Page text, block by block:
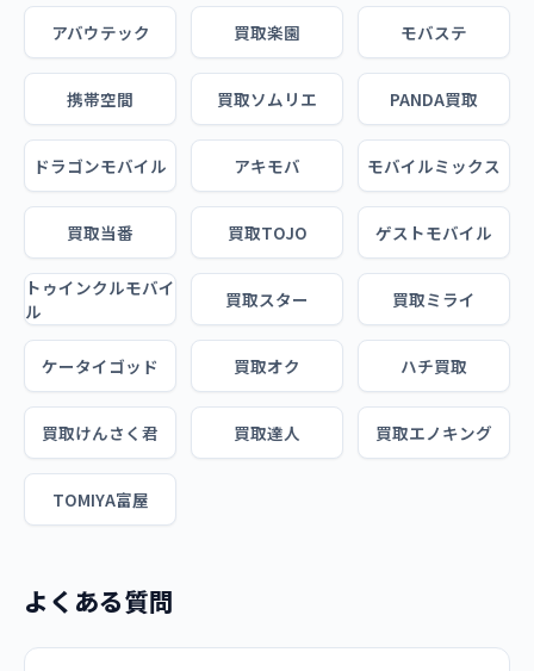
アバウテック 買取楽園 モバステ
携帯空間 買取ソムリエ PANDA買取
ドラゴンモバイル アキモバ モバイルミックス
買取当番 買取TOJO ゲストモバイル
トゥインクルモバイ
ル
買取スター 買取ミライ
ケータイゴッド 買取オク ハチ買取
買取けんさく君 買取達人 買取エノキング
TOMIYA富屋
よくある質問